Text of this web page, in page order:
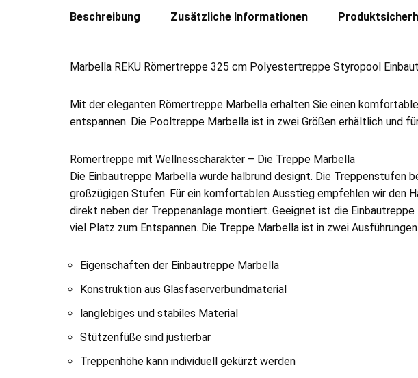
Beschreibung Zusätzliche Informationen
Marbella REKU Römertreppe 325 cm Polyestertreppe Styropool
Mit der eleganten Römertreppe Marbella erhalten Sie einen
entspannen. Die Pooltreppe Marbella ist in zwei Größen erhältlich und
Römertreppe mit Wellnesscharakter – Die Treppe Marbella
Die Einbautreppe Marbella wurde halbrund designt. Die Treppenstufen
großzügigen Stufen. Für ein komfortablen Ausstieg empfehlen wir den
direkt neben der Treppenanlage montiert. Geeignet ist die
viel Platz zum Entspannen. Die Treppe Marbella ist in zwei
Eigenschaften der Einbautreppe Marbella
Konstruktion aus Glasfaserverbundmaterial
langlebiges und stabiles Material
Stützenfüße sind justierbar
Treppenhöhe kann individuell gekürzt werden